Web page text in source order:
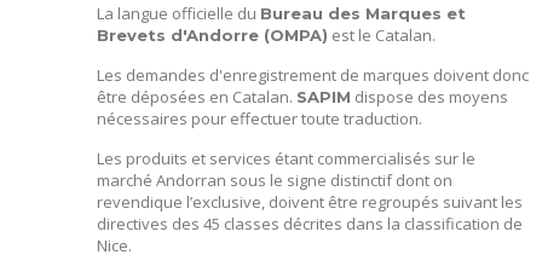
La langue officielle du Bureau des Marques et
Brevets d'Andorre (OMPA) est le Catalan.
Les demandes d'enregistrement de marques doivent donc
être déposées en Catalan. SAPIM dispose des moyens
nécessaires pour effectuer toute traduction.
Les produits et services étant commercialisés sur le
marché Andorran sous le signe distinctif dont on
revendique l’exclusive, doivent être regroupés suivant les
directives des 45 classes décrites dans la classification de
Nice.